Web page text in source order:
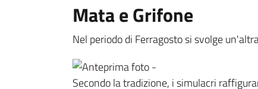
Mata e Grifone
Nel periodo di Ferragosto si svolge
Secondo la tradizione, i simulacri